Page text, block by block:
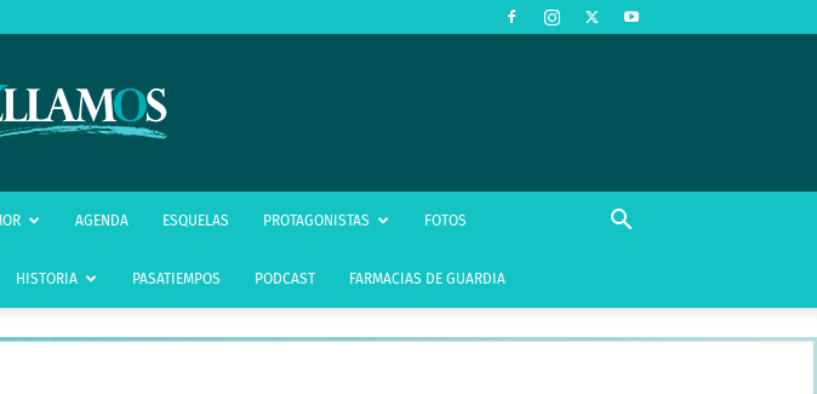
infoSocuéllamos
AGENDA ESQUELAS PROTAGONISTAS FOTOS
HISTORIA PASATIEMPOS PODCAST FARMACIAS DE GUARDIA